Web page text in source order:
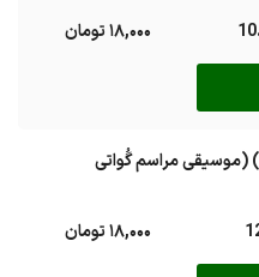
18,000 تومان
(موسیقی مراسم گُواتی
18,000 تومان